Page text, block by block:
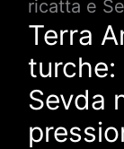
ricatta e
Terra
turche:
Sevda